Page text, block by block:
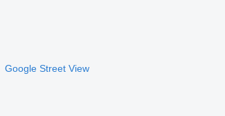
Google Street View